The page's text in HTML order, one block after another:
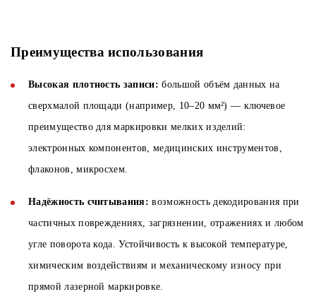
Преимущества использования
Высокая плотность записи: большой объём данных на
сверхмалой площади (например, 10–20 мм²) — ключевое
преимущество для маркировки мелких изделий:
электронных компонентов, медицинских инструментов,
флаконов, микросхем.
Надёжность считывания: возможность декодирования при
частичных повреждениях, загрязнении, отражениях и любом
угле поворота кода. Устойчивость к высокой температуре,
химическим воздействиям и механическому износу при
прямой лазерной маркировке.